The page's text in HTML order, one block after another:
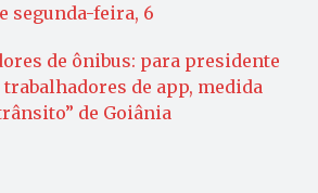
segunda-feira, 6
de ônibus: para presidente
trabalhadores de app, medida
de Goiânia